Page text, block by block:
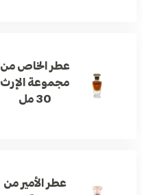
عطر الخاص من
مجموعة الإرث
30 مل
عطر الأمير من